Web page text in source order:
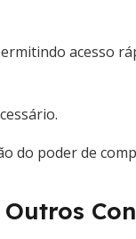
acesso
do poder de